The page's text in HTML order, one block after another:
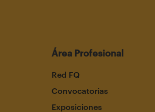
Área Profesional
Red FQ
Convocatorias
Exposiciones